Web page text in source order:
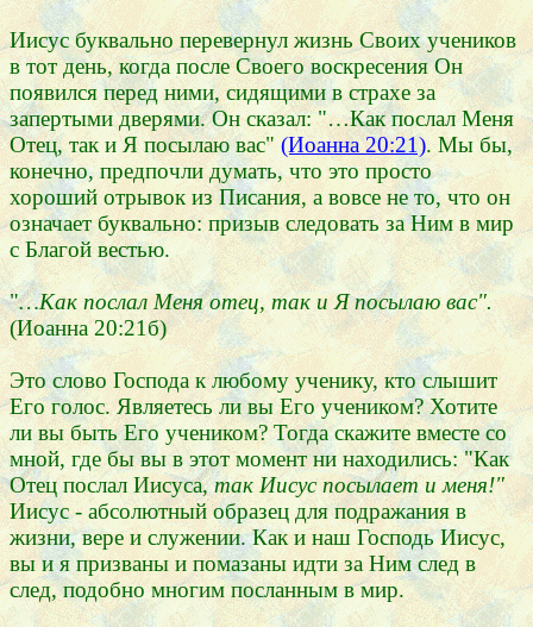
Иисус буквально перевернул жизнь Своих учеников
в тот день, когда после Своего воскресения Он
появился перед ними, сидящими в страхе за
запертыми дверями. Он сказал: "…Как послал Меня
Отец, так и Я посылаю вас" (Иоанна 20:21). Мы бы,
конечно, предпочли думать, что это просто
хороший отрывок из Писания, а вовсе не то, что он
означает буквально: призыв следовать за Ним в мир
с Благой вестью.
"…Как послал Меня отец, так и Я посылаю вас".
(Иоанна 20:21б)
Это слово Господа к любому ученику, кто слышит
Его голос. Являетесь ли вы Его учеником? Хотите
ли вы быть Его учеником? Тогда скажите вместе со
мной, где бы вы в этот момент ни находились: "Как
Отец послал Иисуса,так Иисус посылает и меня!"
Иисус - абсолютный образец для подражания в
жизни, вере и служении. Как и наш Господь Иисус,
вы и я призваны и помазаны идти за Ним след в
след, подобно многим посланным в мир.